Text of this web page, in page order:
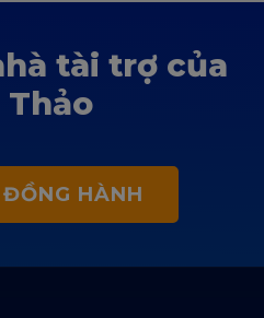
tài trợ của
Thảo
HÀNH